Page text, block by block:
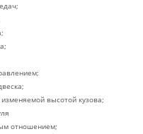
высотой кузова;
отношением;